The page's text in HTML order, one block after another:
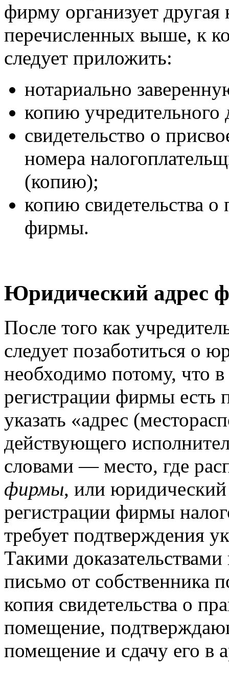
фирму организует
перечисленных выше, к
следует приложить:
нотариально
копию учредительного
свидетельство о
номера
(копию);
копию свидетельства
фирмы.
Юридический адрес
После того как
следует позаботиться о
необходимо потому, что в
регистрации фирмы есть
указать «адрес
действующего
словами — место, где
фирмы, или
регистрации фирмы
требует подтверждения
Такими
письмо от собственника
копия свидетельства о
помещение,
помещение и сдачу его в